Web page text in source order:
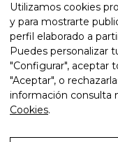
Utilizamos cookies
y para mostrarte
perfil elaborado a
Puedes personalizar
"Configurar", aceptar
"Aceptar", o
información consulta
Cookies.